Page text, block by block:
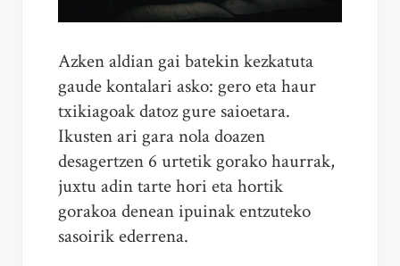
Azken aldian gai batekin kezkatuta
gaude kontalari asko: gero eta haur
txikiagoak datoz gure saioetara.
Ikusten ari gara nola doazen
desagertzen 6 urtetik gorako haurrak,
juxtu adin tarte hori eta hortik
gorakoa denean ipuinak entzuteko
sasoirik ederrena.